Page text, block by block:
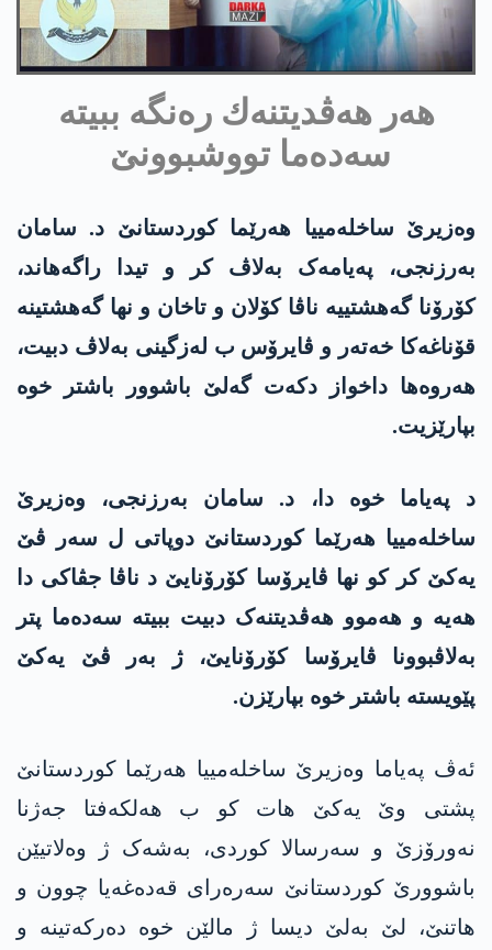
هه‌ر هه‌ڤدیتنه‌ك ره‌نگه‌ ببیته‌
سه‌ده‌ما تووشبوونێ
وەزیرێ ساخله‌مییا هەرێما کوردستانێ د. سامان
بەرزنجی، پەیامەک بەلاڤ کر و تیدا راگه‌هاند،
کۆرۆنا گه‌هشتییە ناڤا کۆلان و تاخان و نها گه‌هشتینە
قۆناغەکا خەتەر و ڤایرۆس ب لەزگینی بەلاڤ دبیت،
هەروەها داخواز دکەت گەلێ باشوور باشتر خوە
بپارێزیت.
د پەیاما خوە دا، د. سامان بەرزنجی، وەزیرێ
ساخله‌مییا هەرێما کوردستانێ دوپاتی ل سەر ڤێ
یەکێ کر کو نها ڤایرۆسا کۆرۆنایێ د ناڤا جڤاکی دا
هەیە و هەموو هەڤدیتنەک دبیت ببیته‌ سەدەما پتر
بەلاڤبوونا ڤایرۆسا کۆرۆنایێ، ژ بەر ڤێ یەکێ
پێویستە باشتر خوە بپارێزن.
ئەڤ پەیاما وەزیرێ ساخله‌مییا هەرێما کوردستانێ
پشتی وێ یەکێ هات کو ب هه‌لکەفتا جەژنا
نەورۆزێ و سه‌رسالا كوردی، بەشەک ژ وه‌لاتیێن
باشوورێ کوردستانێ سەرەرای قەدەغەیا چوون و
هاتنێ، لێ بەلێ دیسا ژ مالێن خوە دەرکەتینە و